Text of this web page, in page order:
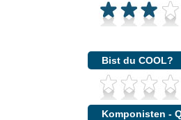
Bist du COOL?
Komponisten -